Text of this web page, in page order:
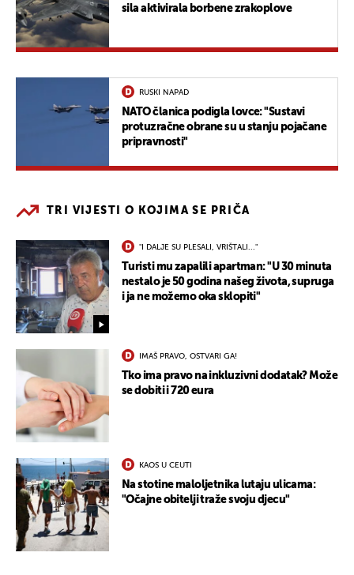
sila aktivirala borbene zrakoplove
RUSKI NAPAD
NATO članica podigla lovce: "Sustavi
protuzračne obrane su u stanju pojačane
pripravnosti"
TRI VIJESTI O KOJIMA SE PRIČA
"I DALJE SU PLESALI, VRIŠTALI..."
Turisti mu zapalili apartman: "U 30 minuta
nestalo je 50 godina našeg života, supruga
i ja ne možemo oka sklopiti"
IMAŠ PRAVO, OSTVARI GA!
Tko ima pravo na inkluzivni dodatak? Može
se dobiti i 720 eura
KAOS U CEUTI
Na stotine maloljetnika lutaju ulicama:
"Očajne obitelji traže svoju djecu"